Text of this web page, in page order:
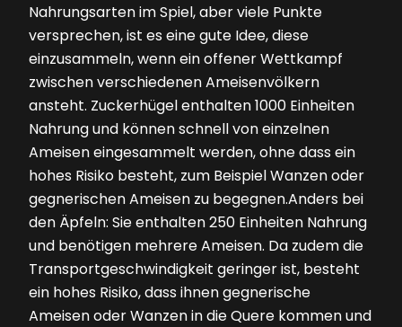
Nahrungsarten im Spiel, aber viele Punkte
versprechen, ist es eine gute Idee, diese
einzusammeln, wenn ein offener Wettkampf
zwischen verschiedenen Ameisenvölkern
ansteht. Zuckerhügel enthalten 1000 Einheiten
Nahrung und können schnell von einzelnen
Ameisen eingesammelt werden, ohne dass ein
hohes Risiko besteht, zum Beispiel Wanzen oder
gegnerischen Ameisen zu begegnen.Anders bei
den Äpfeln: Sie enthalten 250 Einheiten Nahrung
und benötigen mehrere Ameisen. Da zudem die
Transportgeschwindigkeit geringer ist, besteht
ein hohes Risiko, dass ihnen gegnerische
Ameisen oder Wanzen in die Quere kommen und